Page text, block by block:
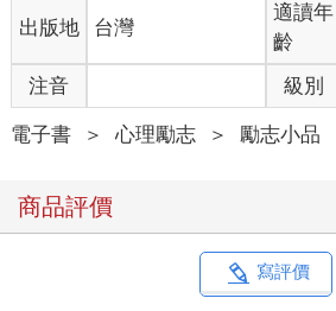
出版地 台灣
適讀年
齡
注音 級別
電子書 ＞ 心理勵志 ＞ 勵志小品
商品評價
寫評價